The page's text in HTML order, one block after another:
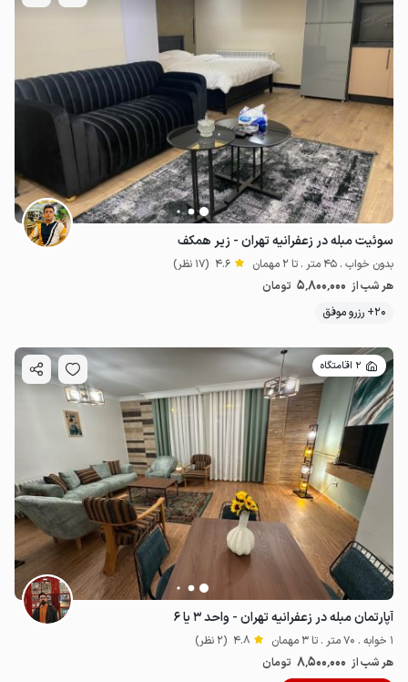
5
سوئیت مبله در زعفرانیه تهران - زیر همکف
بدون خواب . 45 متر . تا 2 مهمان 4.6 (17 نظر)
هر شب از 5٬800٬000 تومان
20+ رزرو موفق
2 اقامتگاه
آپارتمان مبله در زعفرانیه تهران - واحد ۳ یا ۶
1 خوابه . 70 متر . تا 3 مهمان 4.8 (2 نظر)
هر شب از 8٬500٬000 تومان